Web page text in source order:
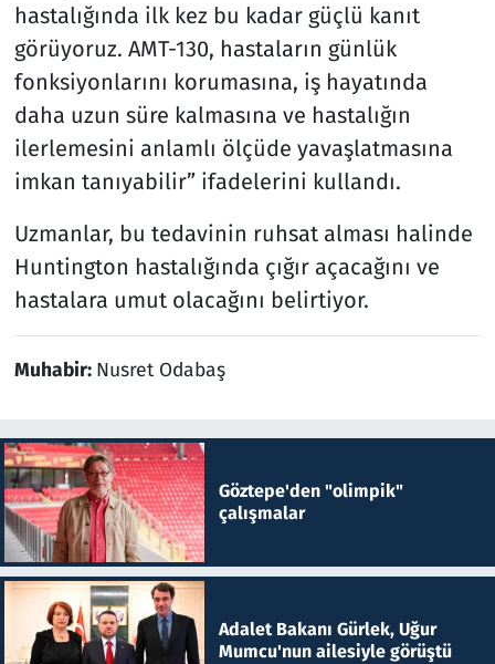
hastalığında ilk kez bu kadar güçlü kanıt
görüyoruz. AMT-130, hastaların günlük
fonksiyonlarını korumasına, iş hayatında
daha uzun süre kalmasına ve hastalığın
ilerlemesini anlamlı ölçüde yavaşlatmasına
imkan tanıyabilir” ifadelerini kullandı.
Uzmanlar, bu tedavinin ruhsat alması halinde
Huntington hastalığında çığır açacağını ve
hastalara umut olacağını belirtiyor.
Muhabir: Nusret Odabaş
Göztepe'den "olimpik"
çalışmalar
Adalet Bakanı Gürlek, Uğur
Mumcu'nun ailesiyle görüştü